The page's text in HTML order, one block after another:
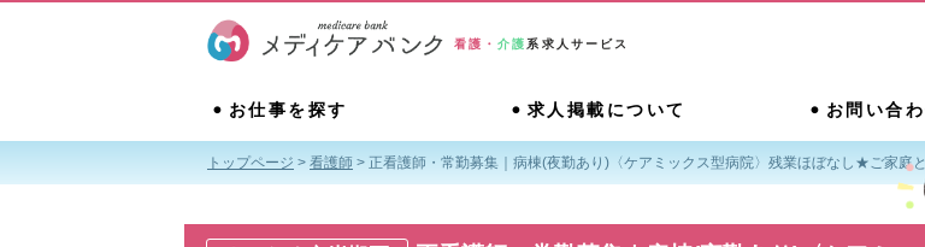
看護・介護 系求人サービス
お仕事を探す 求人掲載について お問い合
トップページ > 看護師 > 正看護師・常勤募集｜病棟(夜勤あり)〈ケアミックス型病院〉残業ほぼなし★ご家庭